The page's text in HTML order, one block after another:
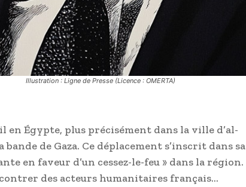
Illustration : Ligne de Presse (Licence : OMERTA)
Égypte, plus précisément dans la ville d’al-
de Gaza. Ce déplacement s’inscrit dans sa
en faveur d’un cessez-le-feu » dans la région.
des acteurs humanitaires français…